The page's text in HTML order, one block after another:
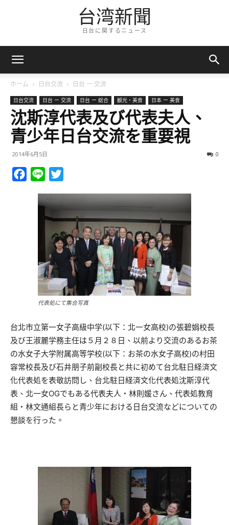
台湾新聞
日台に関するニュース
ホーム 日台交流 日台 ー 交流
日台交流 日台 ー 交流 日台 ー 総合 観光・美食 日本 ー 美食
沈斯淳代表及び代表夫人、
青少年日台交流を重要視
2014年6月5日 0
Facebook
Line
代表処にて集合写真
台北市立第一女子高級中学(以下：北一女高校)の張碧娟校長
及び王淑麗学務主任は５月２８日、以前より交流のあるお茶
の水女子大学附属高等学校(以下：お茶の水女子高校)の村田
容常校長及び石井朋子前副校長と共に初めて台北駐日経済文
化代表処を表敬訪問し、台北駐日経済文化代表処沈斯淳代
表、北一女OGでもある代表夫人・林則媛さん、代表処教育
組・林文通組長らと青少年における日台交流などについての
懇談を行った。